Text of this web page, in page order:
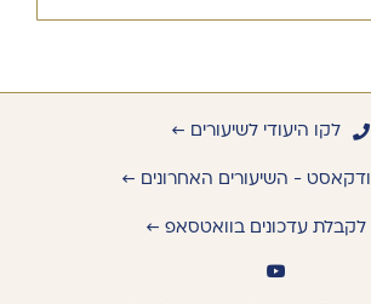
לקו היעודי לשיעורים ←
- השיעורים האחרונים ←
לקבלת עדכונים בוואטסאפ ←